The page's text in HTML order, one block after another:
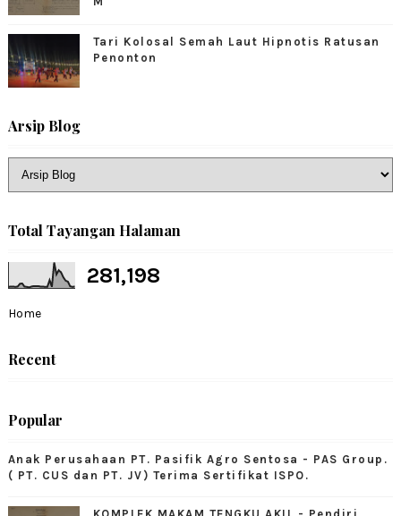
Tari Kolosal Semah Laut Hipnotis Ratusan
Penonton
Arsip Blog
Total Tayangan Halaman
281,198
Home
Recent
Popular
Anak Perusahaan PT. Pasifik Agro Sentosa - PAS Group.
( PT. CUS dan PT. JV) Terima Sertifikat ISPO.